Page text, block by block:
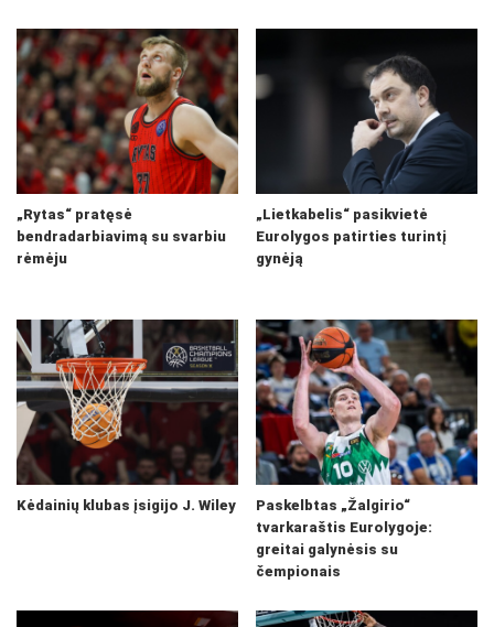
„Rytas“ pratęsė
bendradarbiavimą su svarbiu
rėmėju
„Lietkabelis“ pasikvietė
Eurolygos patirties turintį
gynėją
Kėdainių klubas įsigijo J. Wiley
Paskelbtas „Žalgirio“
tvarkaraštis Eurolygoje:
greitai galynėsis su
čempionais